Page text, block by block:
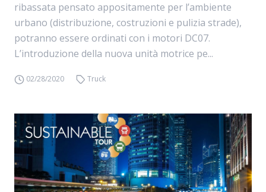
ribassata pensato appositamente per l’ambiente
urbano (distribuzione, costruzioni e pulizia strade),
potranno essere ordinati con i motori DC07.
L’introduzione della nuova unità motrice pe...
02/28/2020 Truck